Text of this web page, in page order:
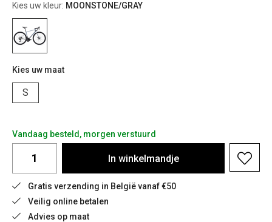
Kies uw kleur: MOONSTONE/GRAY
Kies uw maat
S
Vandaag besteld, morgen verstuurd
In winkelmandje
Gratis verzending in België vanaf €50
Veilig online betalen
Advies op maat